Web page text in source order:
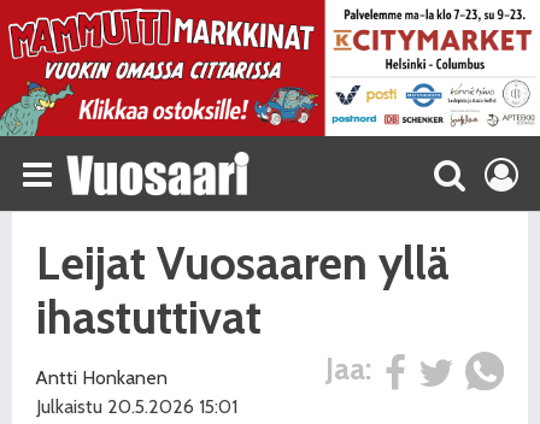
Leijat Vuosaaren yllä
ihastuttivat
Jaa:
Antti Honkanen
Julkaistu 20.5.2026 15:01